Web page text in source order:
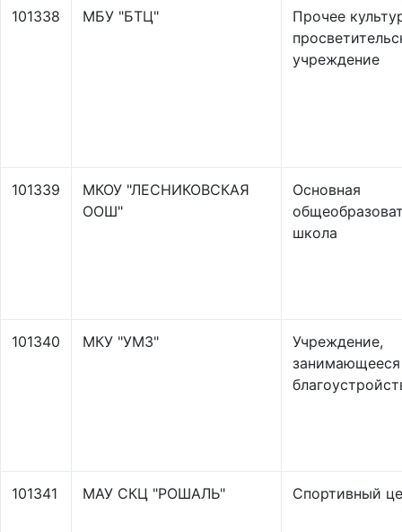
101338 МБУ "БТЦ"
Прочее
учреждение
101339
МКОУ "ЛЕСНИКОВСКАЯ
ООШ"
Основная
школа
101340 МКУ "УМЗ"
Учреждение,
занимающееся
101341 МАУ СКЦ "РОШАЛЬ" Спортивный